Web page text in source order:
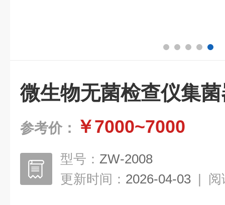
微生物无菌检查仪集
参考价： ￥7000~7000
型号： ZW-2008
更新时间： 2026-04-03 | 阅